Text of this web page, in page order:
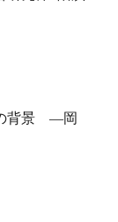
の背景 ―岡